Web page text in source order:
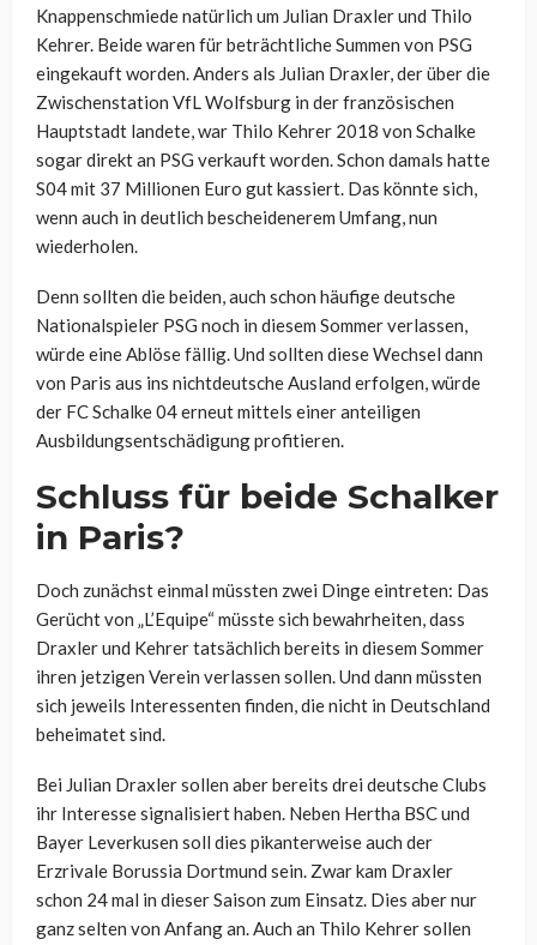
Knappenschmiede natürlich um Julian Draxler und Thilo
Kehrer. Beide waren für beträchtliche Summen von PSG
eingekauft worden. Anders als Julian Draxler, der über die
Zwischenstation VfL Wolfsburg in der französischen
Hauptstadt landete, war Thilo Kehrer 2018 von Schalke
sogar direkt an PSG verkauft worden. Schon damals hatte
S04 mit 37 Millionen Euro gut kassiert. Das könnte sich,
wenn auch in deutlich bescheidenerem Umfang, nun
wiederholen.
Denn sollten die beiden, auch schon häufige deutsche
Nationalspieler PSG noch in diesem Sommer verlassen,
würde eine Ablöse fällig. Und sollten diese Wechsel dann
von Paris aus ins nichtdeutsche Ausland erfolgen, würde
der FC Schalke 04 erneut mittels einer anteiligen
Ausbildungsentschädigung profitieren.
Schluss für beide Schalker
in Paris?
Doch zunächst einmal müssten zwei Dinge eintreten: Das
Gerücht von „L’Equipe“ müsste sich bewahrheiten, dass
Draxler und Kehrer tatsächlich bereits in diesem Sommer
ihren jetzigen Verein verlassen sollen. Und dann müssten
sich jeweils Interessenten finden, die nicht in Deutschland
beheimatet sind.
Bei Julian Draxler sollen aber bereits drei deutsche Clubs
ihr Interesse signalisiert haben. Neben Hertha BSC und
Bayer Leverkusen soll dies pikanterweise auch der
Erzrivale Borussia Dortmund sein. Zwar kam Draxler
schon 24 mal in dieser Saison zum Einsatz. Dies aber nur
ganz selten von Anfang an. Auch an Thilo Kehrer sollen